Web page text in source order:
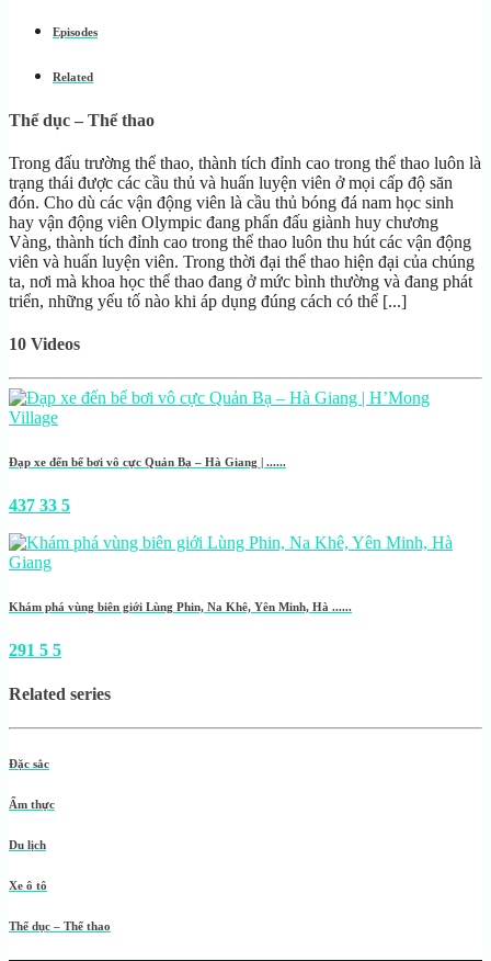
Episodes
Related
Thể dục – Thể thao
Trong đấu trường thể thao, thành tích đỉnh cao trong thể thao luôn là
trạng thái được các cầu thủ và huấn luyện viên ở mọi cấp độ săn
đón. Cho dù các vận động viên là cầu thủ bóng đá nam học sinh
hay vận động viên Olympic đang phấn đấu giành huy chương
Vàng, thành tích đỉnh cao trong thể thao luôn thu hút các vận động
viên và huấn luyện viên. Trong thời đại thể thao hiện đại của chúng
ta, nơi mà khoa học thể thao đang ở mức bình thường và đang phát
triển, những yếu tố nào khi áp dụng đúng cách có thể [...]
10 Videos
Đạp xe đến bể bơi vô cực Quản Bạ – Hà Giang | ......
437 33 5
Khám phá vùng biên giới Lùng Phin, Na Khê, Yên Minh, Hà ......
291 5 5
Related series
Đặc sắc
Ẩm thực
Du lịch
Xe ô tô
Thể dục – Thể thao